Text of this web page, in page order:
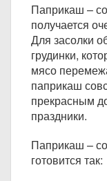
Паприкаш –
получается
Для засолки
грудинки,
мясо
паприкаш
прекрасным
праздники.
Паприкаш –
готовится так: